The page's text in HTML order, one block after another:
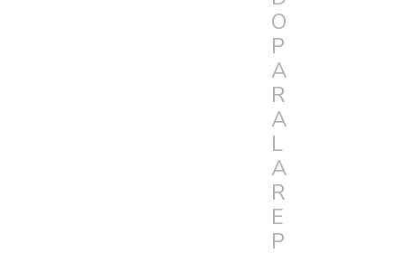
O
P
A
R
A
L
A
R
E
P